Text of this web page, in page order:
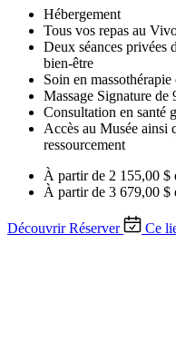
Hébergement
Tous vos repas au
Deux séances privées
bien-être
Soin en
Massage Signature de
Consultation en santé
Accès au Musée ainsi
ressourcement
À partir de 2 155,00 $
À partir de 3 679,00 $
Découvrir Réserver Ce